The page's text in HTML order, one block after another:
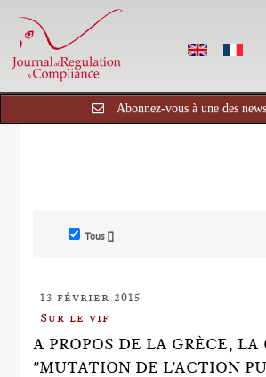
Abonnez-vous à une des
Tous []
13 février 2015
Sur le vif
A PROPOS DE LA GRÈCE, LA
"MUTATION DE L'ACTION